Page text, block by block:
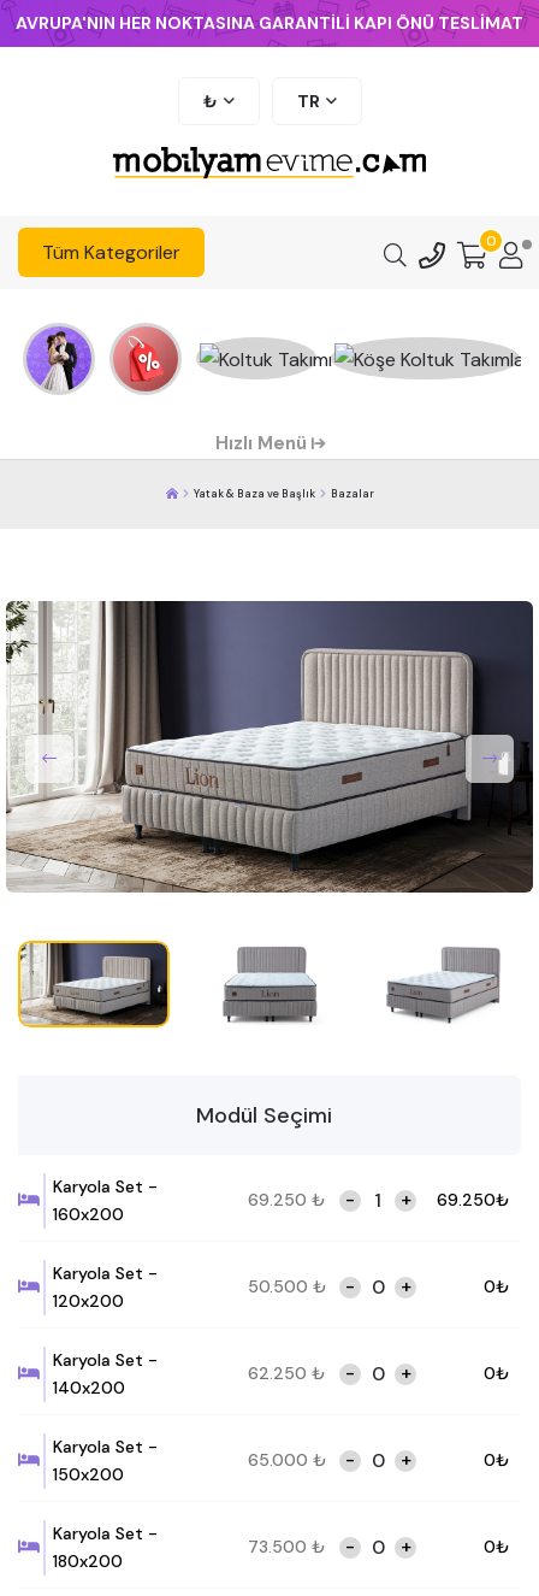
AVRUPA'NIN HER NOKTASINA GARANTİLİ KAPI ÖNÜ TESLİMAT
₺ TR
Tüm Kategoriler 0
Hızlı Menü
Yatak & Baza ve Başlık Bazalar
Modül Seçimi
Karyola Set -
160x200
69.250 ₺ - + 69.250₺
Karyola Set -
120x200
50.500 ₺ - + 0₺
Karyola Set -
140x200
62.250 ₺ - + 0₺
Karyola Set -
150x200
65.000 ₺ - + 0₺
Karyola Set -
180x200
73.500 ₺ - + 0₺